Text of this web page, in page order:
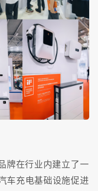
牌在行业内建立了一
车充电基础设施促进